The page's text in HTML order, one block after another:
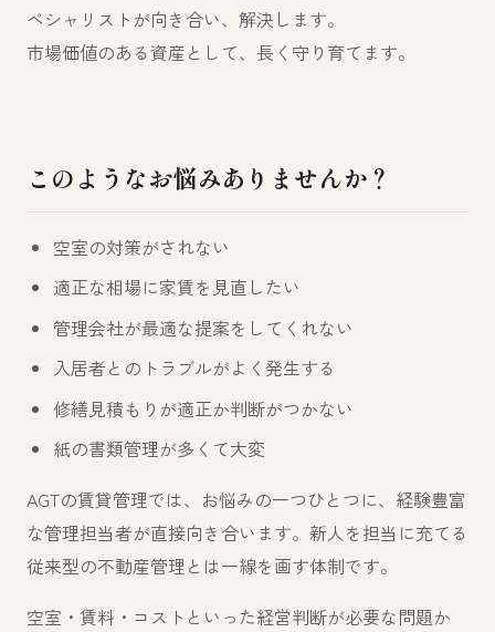
ペシャリストが向き合い、解決します。
市場価値のある資産として、長く守り育てます。
このようなお悩みありませんか？
空室の対策がされない
適正な相場に家賃を見直したい
管理会社が最適な提案をしてくれない
入居者とのトラブルがよく発生する
修繕見積もりが適正か判断がつかない
紙の書類管理が多くて大変
AGTの賃貸管理では、お悩みの一つひとつに、経験豊富
な管理担当者が直接向き合います。新人を担当に充てる
従来型の不動産管理とは一線を画す体制です。
空室・賃料・コストといった経営判断が必要な問題か